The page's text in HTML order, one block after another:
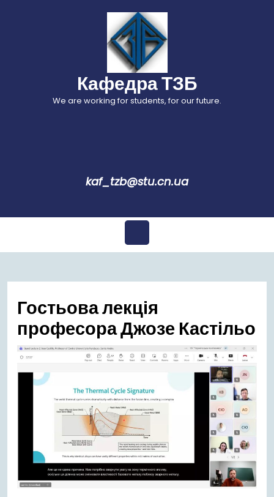
Кафедра ТЗБ
We are working for students, for our future.
kaf_tzb@stu.cn.ua
Відкрити
меню
Гостьова лекція
професора Джозе Кастільо